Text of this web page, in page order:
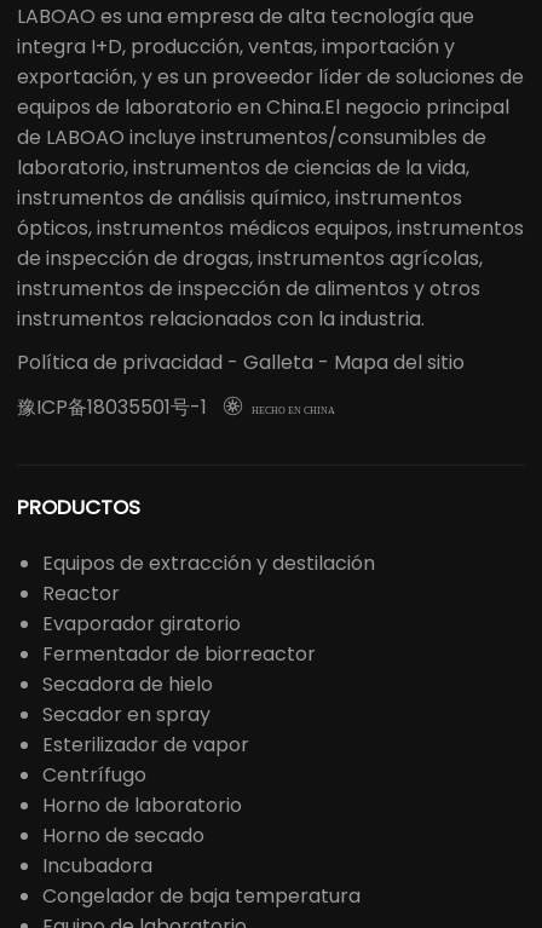
LABOAO es una empresa de alta tecnología que
integra I+D, producción, ventas, importación y
exportación, y es un proveedor líder de soluciones de
equipos de laboratorio en China.El negocio principal
de LABOAO incluye instrumentos/consumibles de
laboratorio, instrumentos de ciencias de la vida,
instrumentos de análisis químico, instrumentos
ópticos, instrumentos médicos equipos, instrumentos
de inspección de drogas, instrumentos agrícolas,
instrumentos de inspección de alimentos y otros
instrumentos relacionados con la industria.
Política de privacidad - Galleta - Mapa del sitio
豫ICP备18035501号-1
 HECHO EN CHINA
PRODUCTOS
Equipos de extracción y destilación
Reactor
Evaporador giratorio
Fermentador de biorreactor
Secadora de hielo
Secador en spray
Esterilizador de vapor
Centrífugo
Horno de laboratorio
Horno de secado
Incubadora
Congelador de baja temperatura